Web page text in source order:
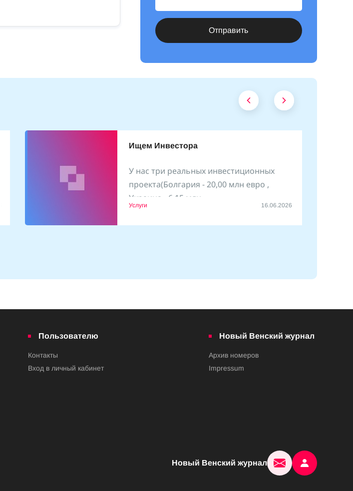
Отправить
Ищем Инвестора
У нас три реальных инвестиционных
проекта(Болгария - 20,00 млн евро ,
Украина - 6,15 млн
Услуги 16.06.2026
Пользователю
Контакты
Вход в личный кабинет
Новый Венский журнал
Архив номеров
Impressum
Новый Венский журнал